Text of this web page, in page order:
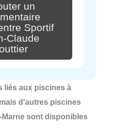
un
Sportif
Claude
liés aux piscines à
d'autres piscines
sont disponibles